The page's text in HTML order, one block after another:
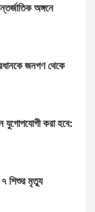
অঙ্গনে
জনগণ থেকে
যুগোপযোগী করা হবে:
শিশুর মৃত্যু